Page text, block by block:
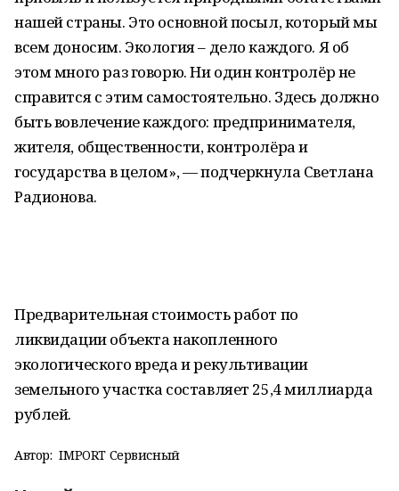
нашей страны. Это основной посыл, который мы
всем доносим. Экология – дело каждого. Я об
этом много раз говорю. Ни один контролёр не
справится с этим самостоятельно. Здесь должно
быть вовлечение каждого: предпринимателя,
жителя, общественности, контролёра и
государства в целом», — подчеркнула Светлана
Радионова.
Предварительная стоимость работ по
ликвидации объекта накопленного
экологического вреда и рекультивации
земельного участка составляет 25,4 миллиарда
рублей.
Автор: IMPORT Сервисный